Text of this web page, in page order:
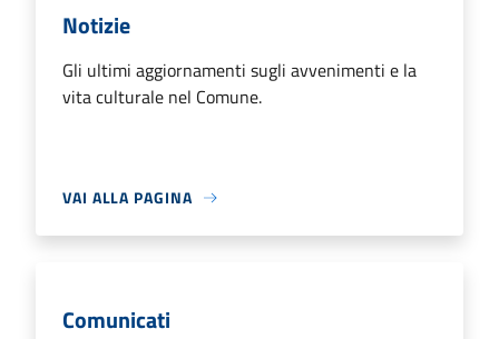
Notizie
Gli ultimi aggiornamenti sugli avvenimenti e la
vita culturale nel Comune.
VAI ALLA PAGINA
Comunicati